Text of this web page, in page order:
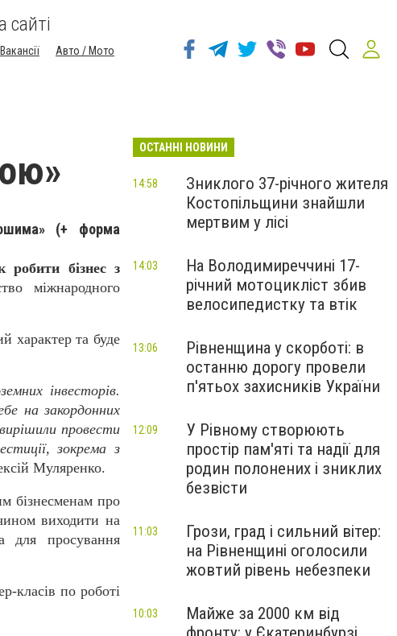
сайті
Вакансії
Авто / Мото
(+ форма
робити бізнес з
міжнародного
характер та буде
інвесторів.
на закордонних
провести
зокрема з
Муляренко.
бізнесменам про
виходити на
для просування
класів по роботі
ОСТАННІ НОВИНИ
Зниклого 37-річного жителя
Костопільщини знайшли
мертвим у лісі
14:58
На Володимиреччині 17-
річний мотоцикліст збив
велосипедистку та втік
14:03
Рівненщина у скорботі: в
останню дорогу провели
п'ятьох захисників України
13:06
У Рівному створюють
простір пам'яті та надії для
родин полонених і зниклих
безвісти
12:09
Грози, град і сильний вітер:
на Рівненщині оголосили
жовтий рівень небезпеки
11:03
Майже за 2000 км від
10:03